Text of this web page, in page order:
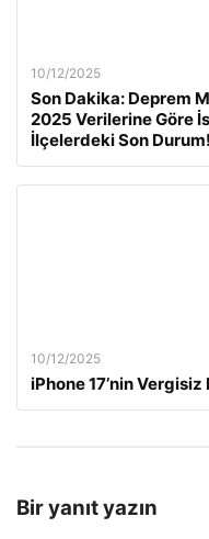
10/12/2025
Son Dakika: Deprem
2025 Verilerine Göre
İlçelerdeki Son Durum!
10/12/2025
iPhone 17’nin
Bir yanıt yazın